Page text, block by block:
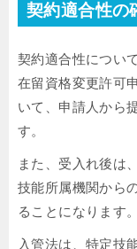
契約適合性の
契約適合性につい
在留資格変更許可
いて、申請人から
す。
また、受入れ後は
技能所属機関から
ることになります。
入管法は、特定技